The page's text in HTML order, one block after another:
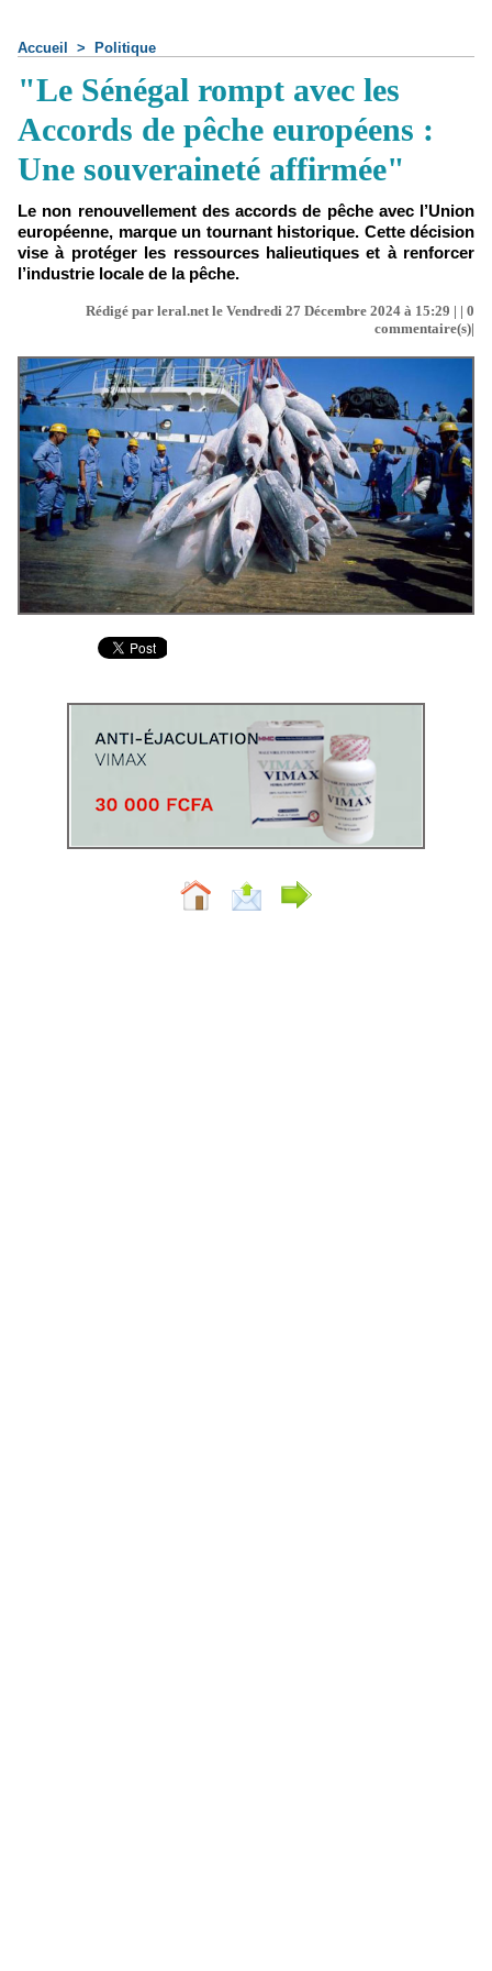
Accueil > Politique
"Le Sénégal rompt avec les
Accords de pêche européens :
Une souveraineté affirmée"
Le non renouvellement des accords de pêche avec l’Union
européenne, marque un tournant historique. Cette décision
vise à protéger les ressources halieutiques et à renforcer
l’industrie locale de la pêche.
Rédigé par leral.net le Vendredi 27 Décembre 2024 à 15:29 | | 0
commentaire(s)|